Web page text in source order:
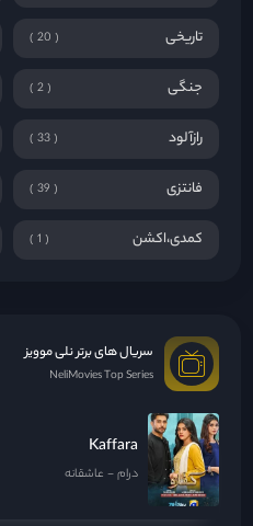
تاریخی 20
جنگی 2
رازآلود 33
فانتزی 39
کمدی،اکشن 1
سریال های برتر نلی موویز
NeliMovies Top Series
Kaffara
درام عاشقانه